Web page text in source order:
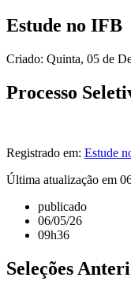
Estude no IFB
Criado: Quinta, 05 de
Processo
Registrado em: Estude
Última atualização em
publicado
06/05/26
09h36
Seleções